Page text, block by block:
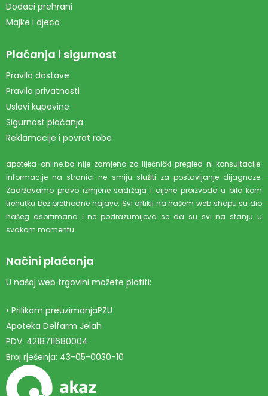
Dodaci prehrani
Majke i djeca
Plaćanja i sigurnost
Pravila dostave
Pravila privatnosti
Uslovi kupovine
Sigurnost plaćanja
Reklamacije i povrat robe
apoteka-online.ba nije zamjena za liječnički pregled ni konsultacije.
Informacije na stranici ne smiju služiti za postavljanje dijagnoze.
Zadržavamo pravo izmjene sadržaja i cijene proizvoda u bilo kom
trenutku bez prethodne najave. Svi artikli na našem web shopu su dio
našeg asortimana i ne podrazumijeva se da su svi na stanju u
svakom momentu.
Načini plaćanja
U našoj web trgovini možete platiti:
• Prilikom preuzimanjaPZU
Apoteka Delfarm Jelah
PDV: 4218711680004
Broj rješenja: 43-05-0030-10